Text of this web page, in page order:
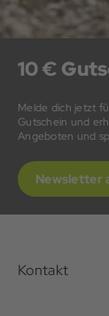
10 €
Melde dich jetzt
Gutschein und
Angeboten und
Newsletter
Kontakt